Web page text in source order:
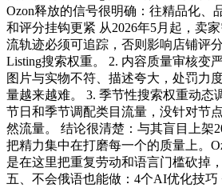
Ozon释放的信号很明确：往精品化、
和评分挂钩更紧 从2026年5月起，卖
流轨迹必须可追踪，否则影响店铺评
Listing搜索权重。 2. 内容质量审核变
图片与实物不符、描述夸大，处罚力
量越来越难。 3. 季节性搜索权重动态
节日和季节调配类目流量，没针对节
然流量。 结论很清楚：与其盲目上架
把精力集中在打磨每一个的质量上。
是在这里把重复劳动和语言门槛砍掉
五、不会俄语也能做：4个AI优化技